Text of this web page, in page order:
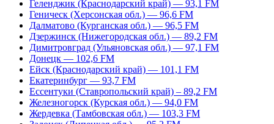
Геленджик (Краснодарский край) — 93,1 FM
Геническ (Херсонская обл.) — 96,6 FM
Далматово (Курганская обл.) — 96,5 FM
Дзержинск (Нижегородская обл.) — 89,2 FM
Димитровград (Ульяновская обл.) — 97,1 FM
Донецк — 102,6 FM
Ейск (Краснодарский край) — 101,1 FM
Екатеринбург — 93,7 FM
Ессентуки (Ставропольский край) – 89,2 FM
Железногорск (Курская обл.) — 94,0 FM
Жердевка (Тамбовская обл.) — 103,3 FM